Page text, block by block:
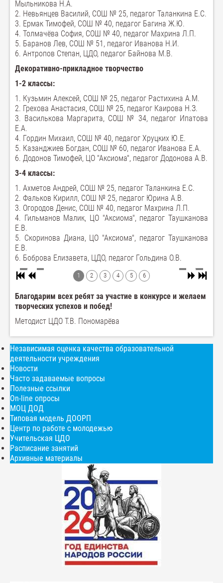
Мыльникова Н.А.
2. Невьянцев Василий, СОШ № 25, педагог Таланкина Е.С.
3. Ермак Тимофей, СОШ № 40, педагог Багина Ж.Ю.
4. Толмачёва София, СОШ № 40, педагог Махрина Л.П.
5. Баранов Лев, СОШ № 51, педагог Иванова Н.И.
6. Антропов Степан, ЦДО, педагог Байнова М.В.
Декоративно-прикладное творчество
1-2 классы:
1. Кузьмин Алексей, СОШ № 25, педагог Растихина А.М.
2. Грехова Анастасия, СОШ № 25, педагог Каирова Н.З.
3. Василькова Маргарита, СОШ № 34, педагог Ипатова
Е.А.
4. Гордин Михаил, СОШ № 40, педагог Хруцких Ю.Е.
5. Казанджиев Богдан, СОШ № 60, педагог Иванова Е.А.
6. Додонов Тимофей, ЦО "Аксиома", педагог Додонова А.В.
3-4 классы:
1. Ахметов Андрей, СОШ № 25, педагог Таланкина Е.С.
2. Фальков Кирилл, СОШ № 25, педагог Юрина А.В.
3. Огородов Денис, СОШ № 40, педагог Махрина Л.П.
4. Гильманов Малик, ЦО "Аксиома", педагог Таушканова
Е.В.
5. Скоринова Диана, ЦО "Аксиома", педагог Таушканова
Е.В.
6. Боброва Елизавета, ЦДО, педагог Гольдина О.В.
1 2 3 4 5 6
Благодарим всех ребят за участие в конкурсе и желаем
творческих успехов и побед!
Методист ЦДО Т.В. Пономарёва
Независимая оценка качества образовательной
деятельности учреждения
Новости
Часто задаваемые вопросы
Полезные ссылки
On-line опросы
МОЦ ДОД
Типовая модель ДООРП
Центр по работе с молодежью
Учительская ЦДО
Расписание занятий
Архивные материалы